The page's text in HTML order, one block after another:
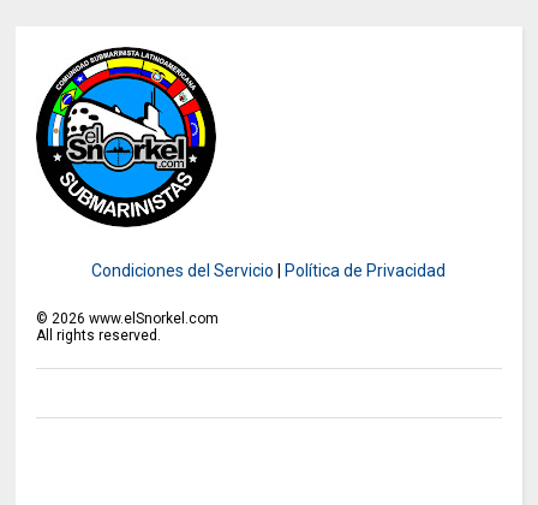
Condiciones del Servicio |Política de Privacidad
© 2026 www.elSnorkel.com
All rights reserved.